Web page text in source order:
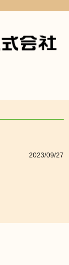
2023/09/27